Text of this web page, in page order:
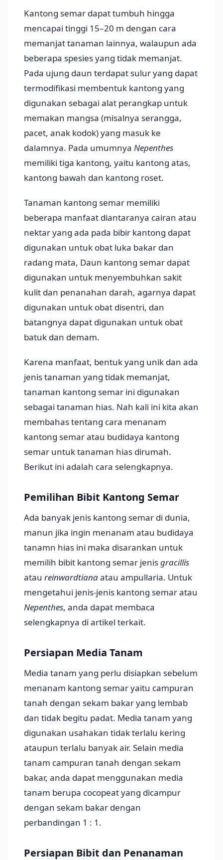
Kantong semar dapat tumbuh hingga
mencapai tinggi 15–20 m dengan cara
memanjat tanaman lainnya, walaupun ada
beberapa spesies yang tidak memanjat.
Pada ujung daun terdapat sulur yang dapat
termodifikasi membentuk kantong yang
digunakan sebagai alat perangkap untuk
memakan mangsa (misalnya serangga,
pacet, anak kodok) yang masuk ke
dalamnya. Pada umumnya Nepenthes
memiliki tiga kantong, yaitu kantong atas,
kantong bawah dan kantong roset.
Tanaman kantong semar memiliki
beberapa manfaat diantaranya cairan atau
nektar yang ada pada bibir kantong dapat
digunakan untuk obat luka bakar dan
radang mata, Daun kantong semar dapat
digunakan untuk menyembuhkan sakit
kulit dan penanahan darah, agarnya dapat
digunakan untuk obat disentri, dan
batangnya dapat digunakan untuk obat
batuk dan demam.
Karena manfaat, bentuk yang unik dan ada
jenis tanaman yang tidak memanjat,
tanaman kantong semar ini digunakan
sebagai tanaman hias. Nah kali ini kita akan
membahas tentang cara menanam
kantong semar atau budidaya kantong
semar untuk tanaman hias dirumah.
Berikut ini adalah cara selengkapnya.
Pemilihan Bibit Kantong Semar
Ada banyak jenis kantong semar di dunia,
manun jika ingin menanam atau budidaya
tanamn hias ini maka disarankan untuk
memilih bibit kantong semar jenisgracillis
atau reinwardtianaatau ampullaria. Untuk
mengetahui jenis-jenis kantong semar atau
Nepenthes, anda dapat membaca
selengkapnya di artikel terkait.
Persiapan Media Tanam
Media tanam yang perlu disiapkan sebelum
menanam kantong semar yaitu campuran
tanah dengan sekam bakar yang lembab
dan tidak begitu padat. Media tanam yang
digunakan usahakan tidak terlalu kering
ataupun terlalu banyak air. Selain media
tanam campuran tanah dengan sekam
bakar, anda dapat menggunakan media
tanam berupa cocopeat yang dicampur
dengan sekam bakar dengan
perbandingan 1 : 1.
Persiapan Bibit dan Penanaman